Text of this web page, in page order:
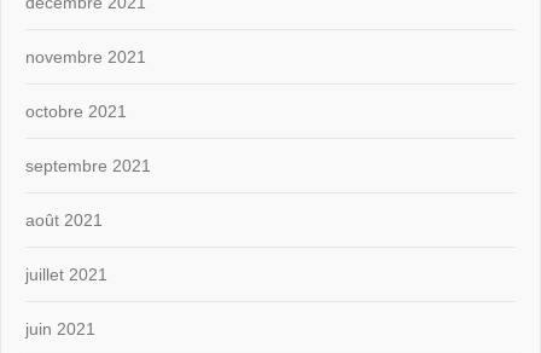
novembre 2021
octobre 2021
septembre 2021
août 2021
juillet 2021
juin 2021